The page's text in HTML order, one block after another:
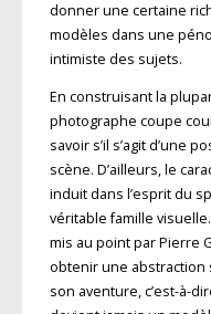
donner une certaine
modèles dans une
intimiste des sujets.
En construisant la
photographe coupe
savoir s’il s’agit d’une
scène. D’ailleurs, le
induit dans l’esprit du
véritable famille
mis au point par Pierre
obtenir une abstraction
son aventure, c’est-à-